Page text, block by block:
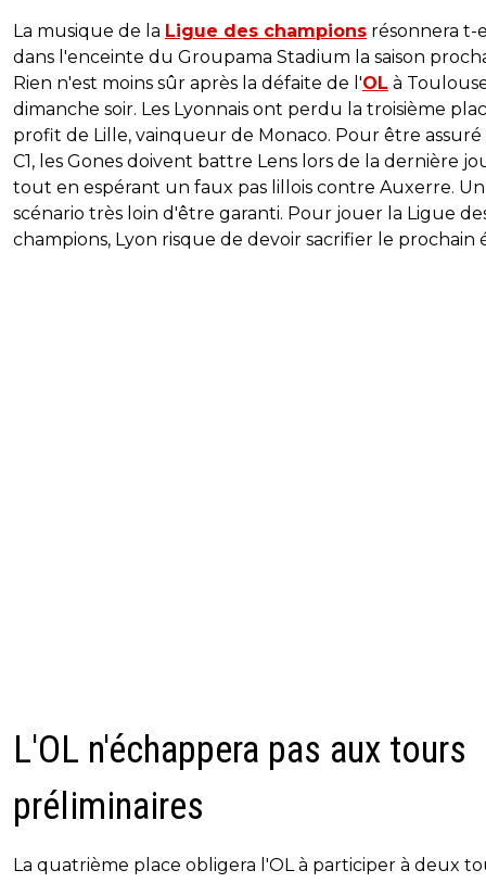
La musique de la Ligue des champions résonnera t-
dans l'enceinte du Groupama Stadium la saison
Rien n'est moins sûr après la défaite de l'OL à
dimanche soir. Les Lyonnais ont perdu la troisième
profit de Lille, vainqueur de Monaco. Pour être assuré
C1, les Gones doivent battre Lens lors de la dernière
tout en espérant un faux pas lillois contre Auxerre. Un
scénario très loin d'être garanti. Pour jouer la Ligue
champions, Lyon risque de devoir sacrifier le prochain
L'OL n'échappera pas aux tours
préliminaires
La quatrième place obligera l'OL à participer à deux